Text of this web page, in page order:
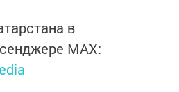
в
MАХ: